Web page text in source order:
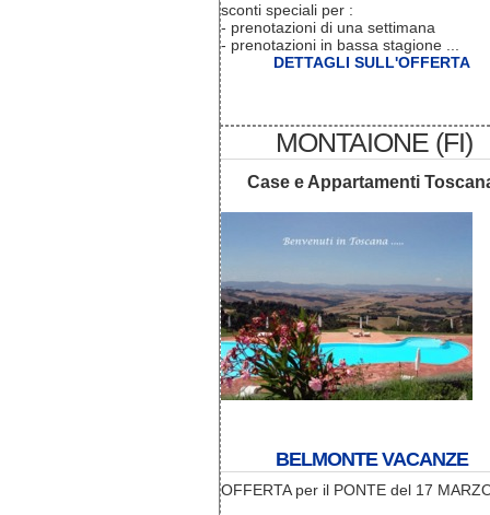
sconti speciali per :
- prenotazioni di una settimana
- prenotazioni in bassa stagione ...
DETTAGLI SULL'OFFERTA
MONTAIONE (FI)
Case e Appartamenti
BELMONTE VACANZE
OFFERTA per il PONTE del 17